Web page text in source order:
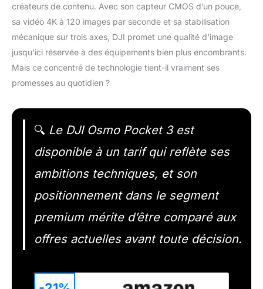
créateurs de contenu. Avec son capteur CMOS d’un pouce,
sa vidéo 4K à 120 images par seconde et sa stabilisation
mécanique sur trois axes, DJI promet une qualité d’image
jusqu’ici réservée à des équipements bien plus encombrants.
Mais ce concentré de technologie tient-il vraiment ses
promesses au quotidien ?
🔍 Le DJI Osmo Pocket 3 est
disponible à un tarif qui reflète ses
ambitions techniques, et son
positionnement dans le segment
premium mérite d’être comparé aux
offres actuelles avant toute décision.